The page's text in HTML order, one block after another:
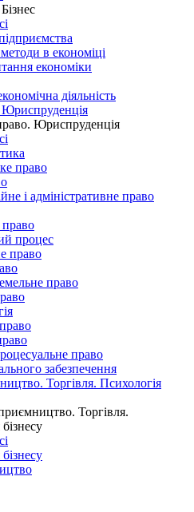
в економіці
економіки
діяльність
Юриспруденція
Юриспруденція
право
і адміністративне право
право
процес
право
право
право
забезпечення
Торгівля. Психологія
Торгівля.